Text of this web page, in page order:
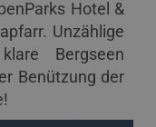
Hotel &
Unzählige
Bergseen
Benützung der